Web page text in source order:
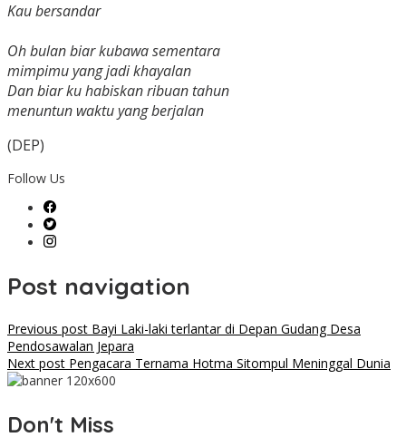
Kau bersandar
Oh bulan biar kubawa sementara
mimpimu yang jadi khayalan
Dan biar ku habiskan ribuan tahun
menuntun waktu yang berjalan
(DEP)
Follow Us
Post navigation
Previous post Bayi Laki-laki terlantar di Depan Gudang Desa
Pendosawalan Jepara
Next post Pengacara Ternama Hotma Sitompul Meninggal Dunia
Don't Miss